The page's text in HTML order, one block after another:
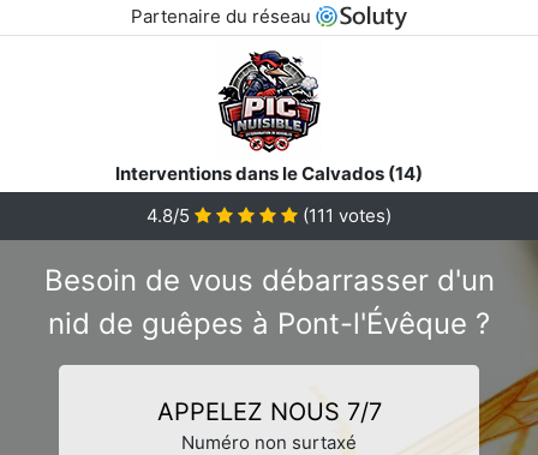
Partenaire du réseau
Interventions dans le Calvados (14)
4.8/5 (111 votes)
Besoin de vous débarrasser d'un
nid de guêpes à Pont-l'Évêque ?
APPELEZ NOUS 7/7
Numéro non surtaxé